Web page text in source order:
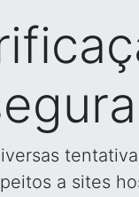
a sites